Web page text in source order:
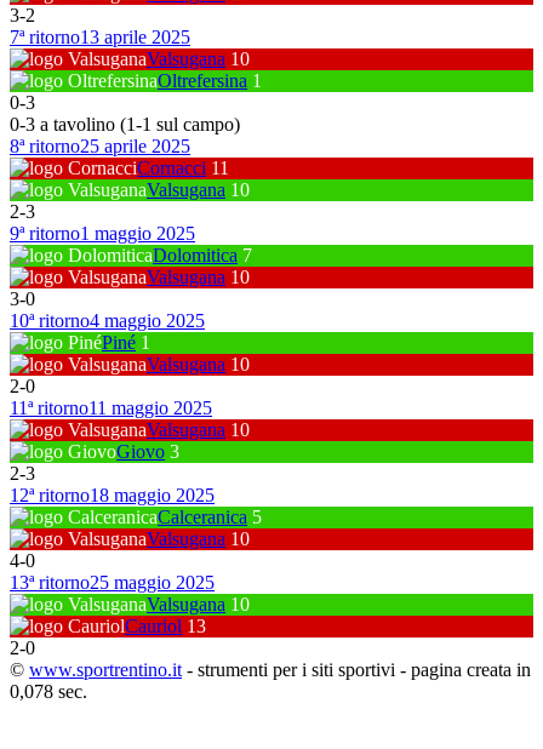
3-2
7ª ritorno13 aprile 2025
Valsugana 10
Oltrefersina 1
0-3
0-3 a tavolino (1-1 sul campo)
8ª ritorno25 aprile 2025
Cornacci 11
Valsugana 10
2-3
9ª ritorno1 maggio 2025
Dolomitica 7
Valsugana 10
3-0
10ª ritorno4 maggio 2025
Piné 1
Valsugana 10
2-0
11ª ritorno11 maggio 2025
Valsugana 10
Giovo 3
2-3
12ª ritorno18 maggio 2025
Calceranica 5
Valsugana 10
4-0
13ª ritorno25 maggio 2025
Valsugana 10
Cauriol 13
2-0
© www.sportrentino.it - strumenti per i siti sportivi - pagina creata in
0,078 sec.